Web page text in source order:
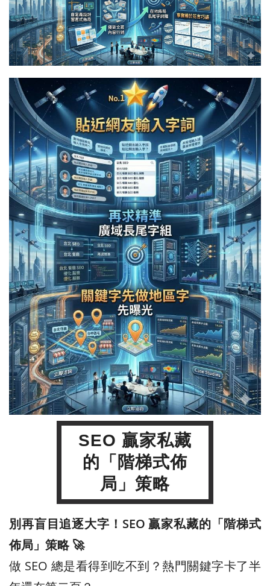
SEO 贏家私藏
的「階梯式佈
局」策略
別再盲目追逐大字！SEO 贏家私藏的「階梯式
佈局」策略 🚀
做 SEO 總是看得到吃不到？熱門關鍵字卡了半